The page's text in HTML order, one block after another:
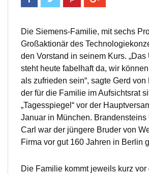
Die Siemens-Familie, mit sechs
Großaktionär des
den Vorstand in seinem Kurs. „Das
steht heute fabelhaft da, wir
als zufrieden sein“, sagte Gerd von
der für die Familie im Aufsichtsrat
„Tagesspiegel“ vor der
Januar in München. Brandensteins
Carl war der jüngere Bruder von
Firma vor gut 160 Jahren in Berlin
Die Familie kommt jeweils kurz vor